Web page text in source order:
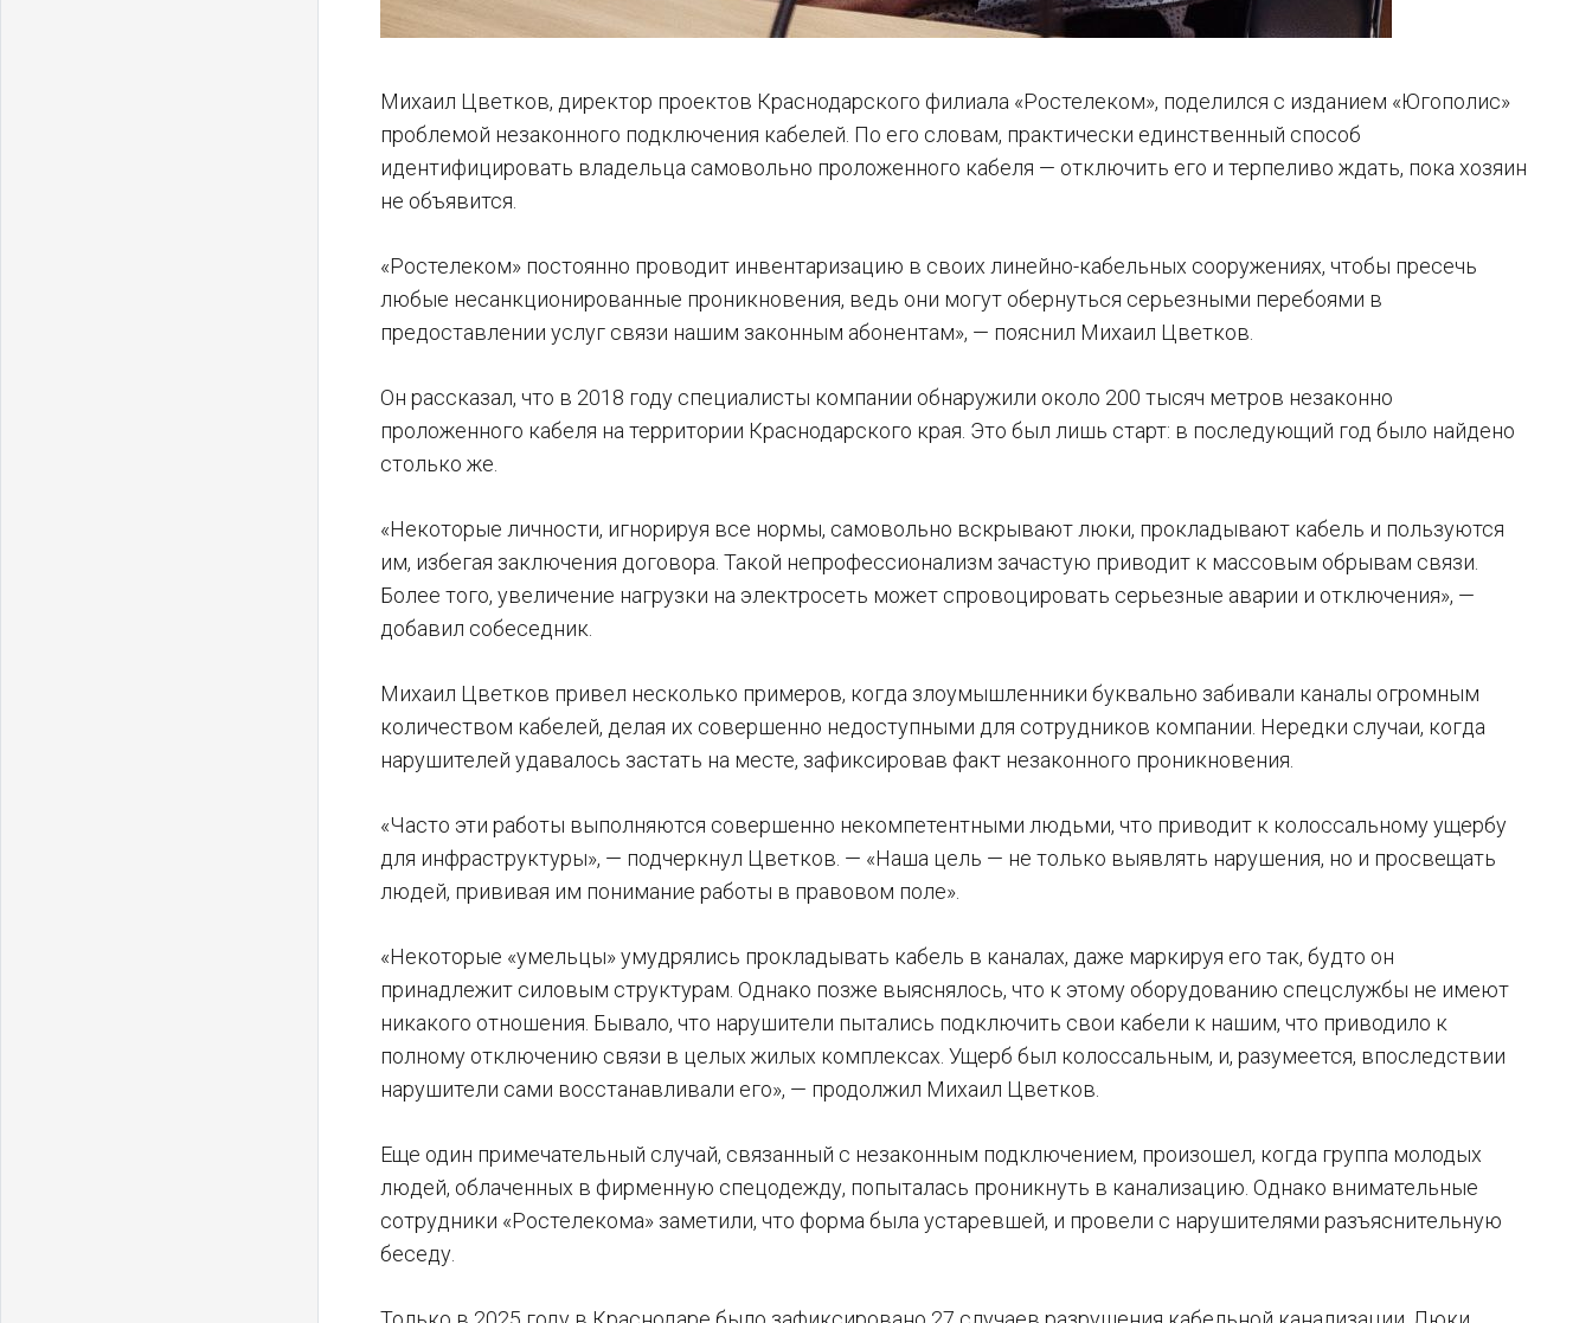
Михаил Цветков, директор проектов Краснодарского филиала «Ростелеком», поделился с изданием «Югополис»
проблемой незаконного подключения кабелей. По его словам, практически единственный способ
идентифицировать владельца самовольно проложенного кабеля — отключить его и терпеливо ждать, пока хозяин
не объявится.
«Ростелеком» постоянно проводит инвентаризацию в своих линейно-кабельных сооружениях, чтобы пресечь
любые несанкционированные проникновения, ведь они могут обернуться серьезными перебоями в
предоставлении услуг связи нашим законным абонентам», — пояснил Михаил Цветков.
Он рассказал, что в 2018 году специалисты компании обнаружили около 200 тысяч метров незаконно
проложенного кабеля на территории Краснодарского края. Это был лишь старт: в последующий год было найдено
столько же.
«Некоторые личности, игнорируя все нормы, самовольно вскрывают люки, прокладывают кабель и пользуются
им, избегая заключения договора. Такой непрофессионализм зачастую приводит к массовым обрывам связи.
Более того, увеличение нагрузки на электросеть может спровоцировать серьезные аварии и отключения», —
добавил собеседник.
Михаил Цветков привел несколько примеров, когда злоумышленники буквально забивали каналы огромным
количеством кабелей, делая их совершенно недоступными для сотрудников компании. Нередки случаи, когда
нарушителей удавалось застать на месте, зафиксировав факт незаконного проникновения.
«Часто эти работы выполняются совершенно некомпетентными людьми, что приводит к колоссальному ущербу
для инфраструктуры», — подчеркнул Цветков. — «Наша цель — не только выявлять нарушения, но и просвещать
людей, прививая им понимание работы в правовом поле».
«Некоторые «умельцы» умудрялись прокладывать кабель в каналах, даже маркируя его так, будто он
принадлежит силовым структурам. Однако позже выяснялось, что к этому оборудованию спецслужбы не имеют
никакого отношения. Бывало, что нарушители пытались подключить свои кабели к нашим, что приводило к
полному отключению связи в целых жилых комплексах. Ущерб был колоссальным, и, разумеется, впоследствии
нарушители сами восстанавливали его», — продолжил Михаил Цветков.
Еще один примечательный случай, связанный с незаконным подключением, произошел, когда группа молодых
людей, облаченных в фирменную спецодежду, попыталась проникнуть в канализацию. Однако внимательные
сотрудники «Ростелекома» заметили, что форма была устаревшей, и провели с нарушителями разъяснительную
беседу.